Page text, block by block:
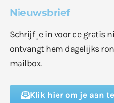
Nieuwsbrief
Schrijf je in voor de gratis
ontvangt hem dagelijks
mailbox.
Klik hier om je aan